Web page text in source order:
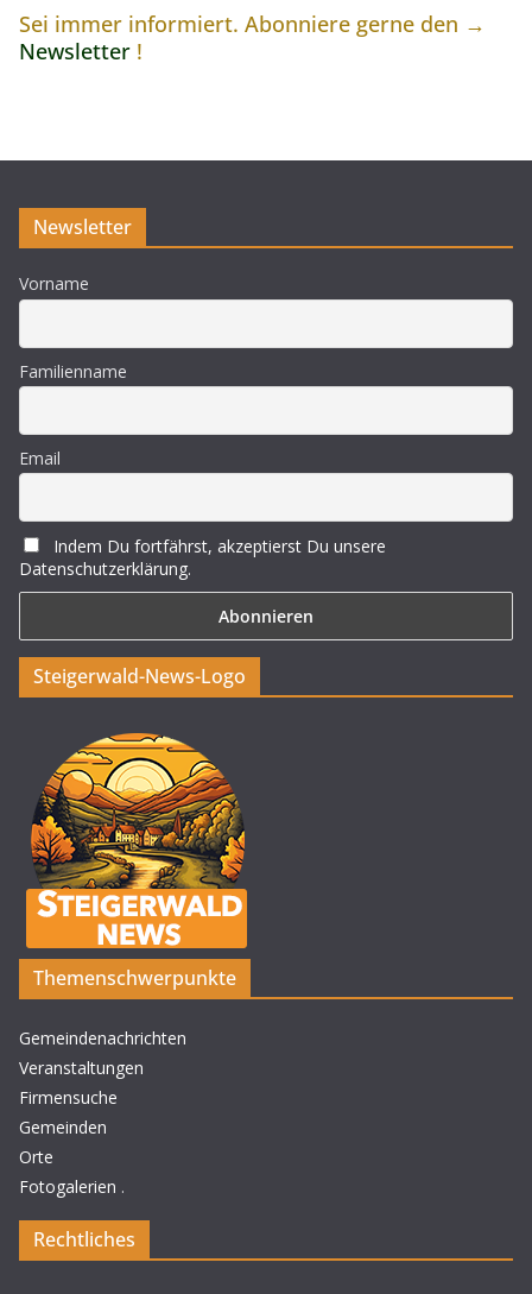
Sei immer informiert. Abonniere gerne den →
Newsletter !
Newsletter
Vorname
Familienname
Email
Indem Du fortfährst, akzeptierst Du unsere
Datenschutzerklärung.
Steigerwald-News-Logo
Themenschwerpunkte
Gemeindenachrichten
Veranstaltungen
Firmensuche
Gemeinden
Orte
Fotogalerien .
Rechtliches